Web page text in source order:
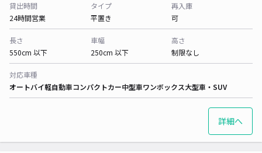
貸出時間
24時間営業
タイプ
平置き
再入庫
可
長さ
550cm 以下
車幅
250cm 以下
高さ
制限なし
対応車種
オートバイ軽自動車コンパクトカー中型車ワンボックス大型車・SUV
詳細へ